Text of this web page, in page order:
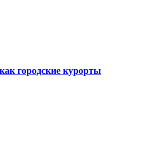
городские курорты